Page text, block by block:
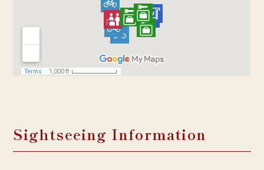
Sightseeing Information